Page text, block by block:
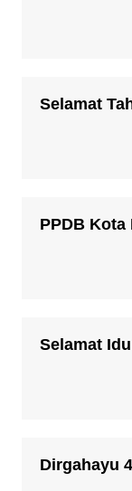
Selamat
PPDB Kota
Selamat
Dirgahayu